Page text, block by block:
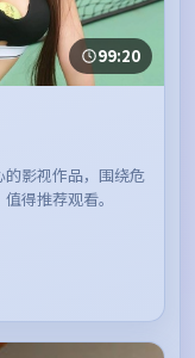
99:20
影视作品，围绕危
得推荐观看。